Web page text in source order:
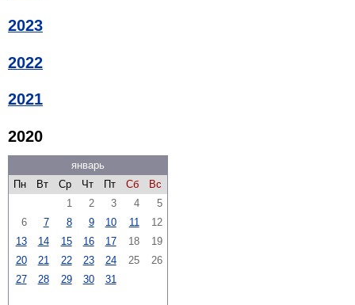
2023
2022
2021
2020
январь
Пн
Вт Ср Чт Пт Сб
Вс
1
2 3 4
5
6
7 8 9 10 11
12
13
14 15 16 17 18
19
20
21 22 23 24 25
26
27
28 29 30 31